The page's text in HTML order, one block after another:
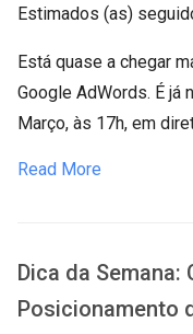
Estimados (as)
Está quase a chegar
Google AdWords. É já
Março, às 17h, em
Read More
Dica da Semana:
Posicionamento